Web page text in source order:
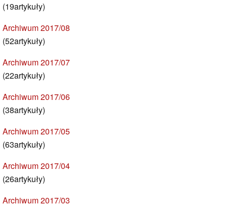
(19artykuły)
Archiwum 2017/08
(52artykuły)
Archiwum 2017/07
(22artykuły)
Archiwum 2017/06
(38artykuły)
Archiwum 2017/05
(63artykuły)
Archiwum 2017/04
(26artykuły)
Archiwum 2017/03